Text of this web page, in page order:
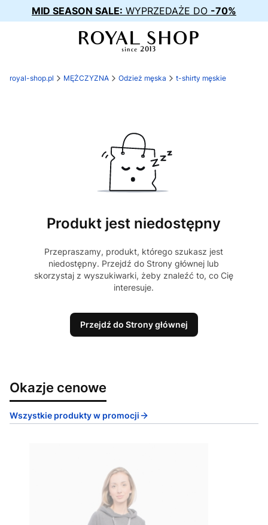
MID SEASON SALE: WYPRZEDAŻE DO -70%
royal-shop.pl MĘŻCZYZNA Odzież męska t-shirty męskie
Produkt jest niedostępny
Przepraszamy, produkt, którego szukasz jest
niedostępny. Przejdź do Strony głównej lub
skorzystaj z wyszukiwarki, żeby znaleźć to, co Cię
interesuje.
Przejdź do Strony głównej
Okazje cenowe
Wszystkie produkty w promocji